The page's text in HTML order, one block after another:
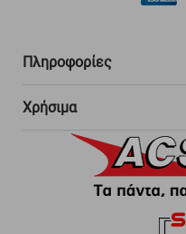
Πληροφορίες
Χρήσιμα